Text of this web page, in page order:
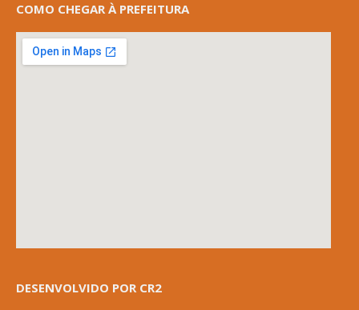
COMO CHEGAR À PREFEITURA
DESENVOLVIDO POR CR2